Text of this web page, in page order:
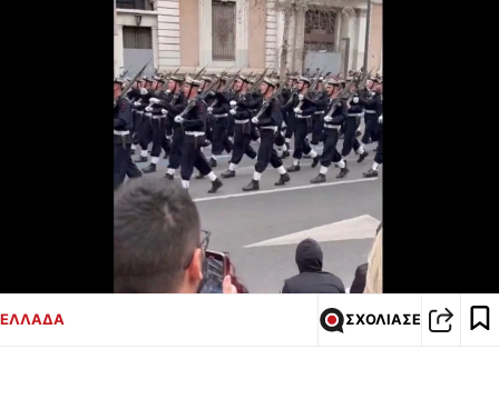
ΕΛΛΑΔΑ ΣΧΟΛΙΑΣΕ